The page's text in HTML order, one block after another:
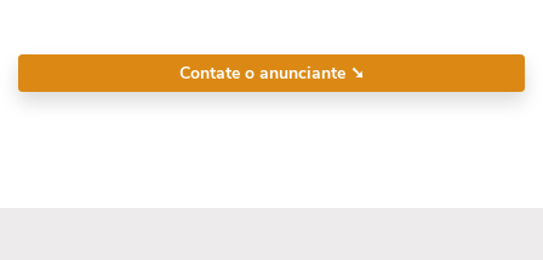
Contate o anunciante ➘